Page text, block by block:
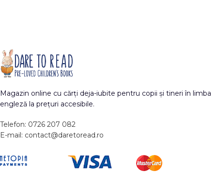
Magazin online cu cărți deja-iubite pentru copii și tineri în limba
engleză la prețuri accesibile.
Telefon: 0726 207 082
E-mail: contact@daretoread.ro